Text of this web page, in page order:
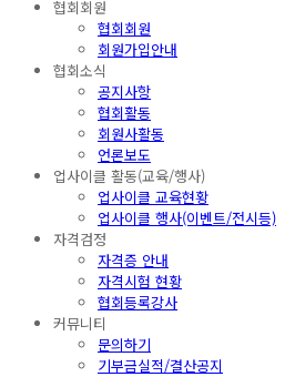
협회회원
협회회원
회원가입안내
협회소식
공지사항
협회활동
회원사활동
언론보도
업사이클 활동(교육/행사)
업사이클 교육현황
업사이클 행사(이벤트/전시등)
자격검정
자격증 안내
자격시험 현황
협회등록강사
커뮤니티
문의하기
기부금실적/결산공지